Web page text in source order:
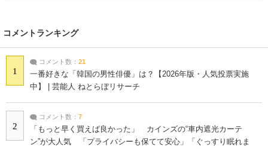
コメントランキング
1
コメント数： 21
一番好きな「韓国の男性俳優」は？【2026年版・人気投票実施
中】 | 芸能人 ねとらぼリサーチ
2
コメント数： 7
「もっと早く買えば良かった」 カインズの“車内遮光カーテ
ン”が大人気 「プライバシーも保てて安心」「ぐっすり眠れま